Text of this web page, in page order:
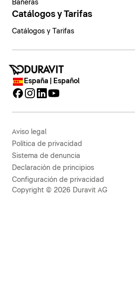
Bañeras
Catálogos y Tarifas
Catálogos y Tarifas
España | Español
Aviso legal
Política de privacidad
Sistema de denuncia
Declaración de principios
Configuración de privacidad
Copyright © 2026 Duravit AG